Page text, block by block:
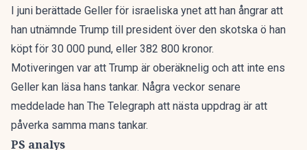
I juni berättade Geller för israeliska ynet att han ångrar att
han utnämnde Trump till president över den skotska ö han
köpt för 30 000 pund, eller 382 800 kronor.
Motiveringen var att Trump är oberäknelig och att inte ens
Geller kan läsa hans tankar. Några veckor senare
meddelade han The Telegraph att nästa uppdrag är att
påverka samma mans tankar.
PS analys